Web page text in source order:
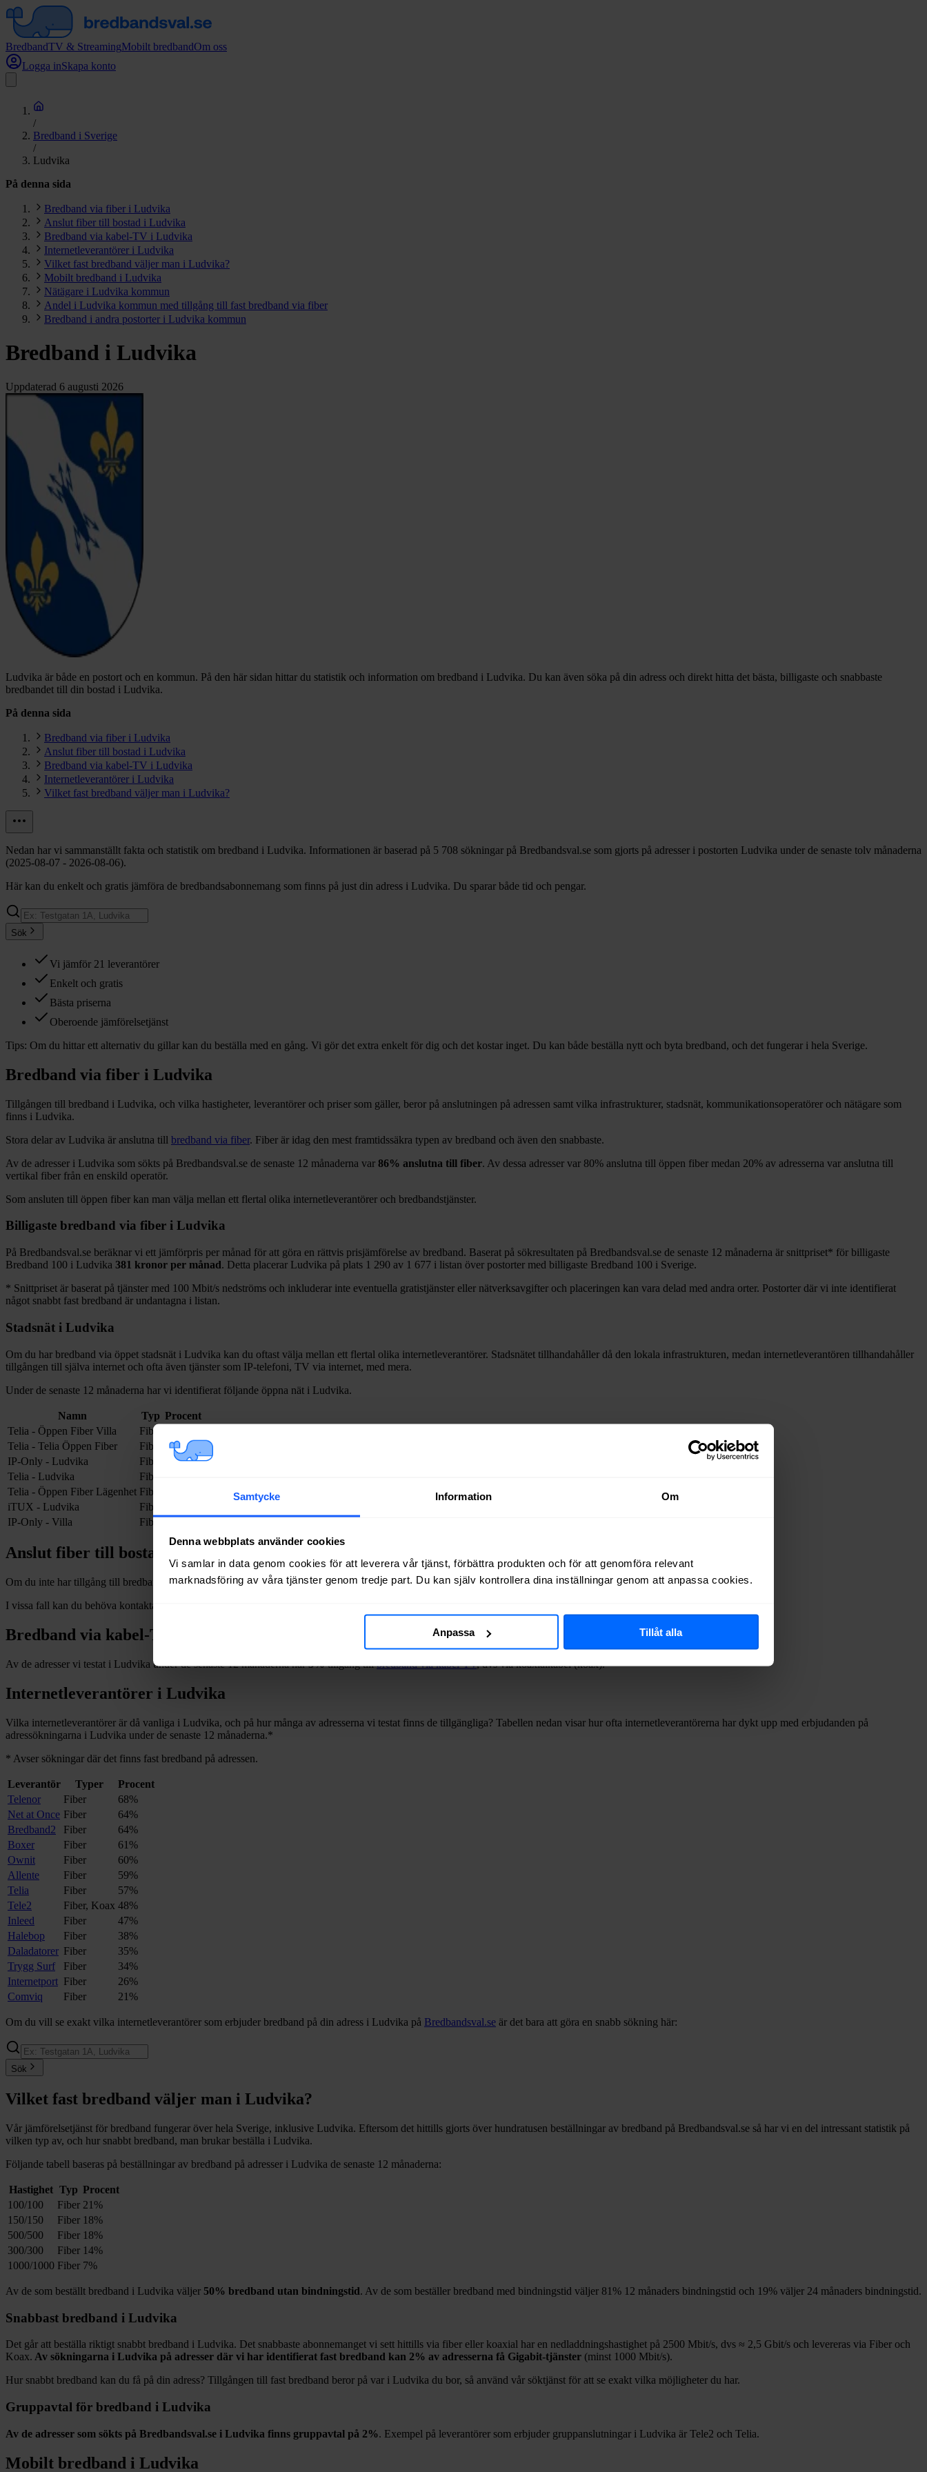
Samtycke Information Om
Denna webbplats använder cookies
Vi samlar in data genom cookies för att leverera vår tjänst, förbättra produkten och för att genomföra relevant
marknadsföring av våra tjänster genom tredje part. Du kan själv kontrollera dina inställningar genom att anpassa cookies.
Anpassa Tillåt alla
BredbandTV & StreamingMobilt bredbandOm oss
Logga inSkapa konto
/
Bredband i Sverige
/
Ludvika
På denna sida
Bredband via fiber i Ludvika
Anslut fiber till bostad i Ludvika
Bredband via kabel-TV i Ludvika
Internetleverantörer i Ludvika
Vilket fast bredband väljer man i Ludvika?
Mobilt bredband i Ludvika
Nätägare i Ludvika kommun
Andel i Ludvika kommun med tillgång till fast bredband via fiber
Bredband i andra postorter i Ludvika kommun
Bredband i Ludvika
Uppdaterad 6 augusti 2026
Ludvika är både en postort och en kommun. På den här sidan hittar du statistik och information om bredband i Ludvika. Du kan även söka på din adress och direkt hitta det bästa, billigaste och snabbaste
bredbandet till din bostad i Ludvika.
På denna sida
Bredband via fiber i Ludvika
Anslut fiber till bostad i Ludvika
Bredband via kabel-TV i Ludvika
Internetleverantörer i Ludvika
Vilket fast bredband väljer man i Ludvika?
Nedan har vi sammanställt fakta och statistik om bredband i Ludvika. Informationen är baserad på 5 708 sökningar på Bredbandsval.se som gjorts på adresser i postorten Ludvika under de senaste tolv månaderna
(2025-08-07 - 2026-08-06).
Här kan du enkelt och gratis jämföra de bredbandsabonnemang som finns på just din adress i Ludvika. Du sparar både tid och pengar.
Sök
Vi jämför 21 leverantörer
Enkelt och gratis
Bästa priserna
Oberoende jämförelsetjänst
Tips: Om du hittar ett alternativ du gillar kan du beställa med en gång. Vi gör det extra enkelt för dig och det kostar inget. Du kan både beställa nytt och byta bredband, och det fungerar i hela Sverige.
Bredband via fiber i Ludvika
Tillgången till bredband i Ludvika, och vilka hastigheter, leverantörer och priser som gäller, beror på anslutningen på adressen samt vilka infrastrukturer, stadsnät, kommunikationsoperatörer och nätägare som
finns i Ludvika.
Stora delar av Ludvika är anslutna till bredband via fiber. Fiber är idag den mest framtidssäkra typen av bredband och även den snabbaste.
Av de adresser i Ludvika som sökts på Bredbandsval.se de senaste 12 månaderna var 86% anslutna till fiber. Av dessa adresser var 80% anslutna till öppen fiber medan 20% av adresserna var anslutna till
vertikal fiber från en enskild operatör.
Som ansluten till öppen fiber kan man välja mellan ett flertal olika internetleverantörer och bredbandstjänster.
Billigaste bredband via fiber i Ludvika
På Bredbandsval.se beräknar vi ett jämförpris per månad för att göra en rättvis prisjämförelse av bredband. Baserat på sökresultaten på Bredbandsval.se de senaste 12 månaderna är snittpriset* för billigaste
Bredband 100 i Ludvika 381 kronor per månad. Detta placerar Ludvika på plats 1 290 av 1 677 i listan över postorter med billigaste Bredband 100 i Sverige.
* Snittpriset är baserat på tjänster med 100 Mbit/s nedströms och inkluderar inte eventuella gratistjänster eller nätverksavgifter och placeringen kan vara delad med andra orter. Postorter där vi inte identifierat
något snabbt fast bredband är undantagna i listan.
Stadsnät i Ludvika
Om du har bredband via öppet stadsnät i Ludvika kan du oftast välja mellan ett flertal olika internetleverantörer. Stadsnätet tillhandahåller då den lokala infrastrukturen, medan internetleverantören tillhandahåller
tillgången till själva internet och ofta även tjänster som IP-telefoni, TV via internet, med mera.
Under de senaste 12 månaderna har vi identifierat följande öppna nät i Ludvika.
Namn Typ Procent
Telia - Öppen Fiber Villa
Fiber
Telia - Telia Öppen Fiber
Fiber
26%
IP-Only - Ludvika
Fiber
24%
Telia - Ludvika
Fiber
Telia - Öppen Fiber Lägenhet Fiber
iTUX - Ludvika
Fiber
IP-Only - Villa
Fiber
Anslut fiber till bostad i Ludvika
Om du inte har tillgång till bredband via fiber och vill dra in och installera fiber till en bostad eller lokal i Ludvikakan du kontakta något av stadsnäten i tabellen ovan.
I vissa fall kan du behöva kontakta en nätägare direkt. Se listan över
Bredband via kabel-TV i
Av de adresser vi testat i Ludvika under de senaste 12 månaderna har 3%tillgång till bredband via kabel-TV, dvs via koaxialkabel (koax).
Internetleverantörer i Ludvika
Vilka internetleverantörer är då vanliga i Ludvika, och på hur många av adresserna vi testat finns de tillgängliga? Tabellen nedan visar hur ofta internetleverantörerna har dykt upp med erbjudanden på
adressökningarna i Ludvika under de senaste 12 månaderna.*
* Avser sökningar där det finns fast bredband på adressen.
Leverantör Typer
Procent
Telenor
Fiber
68%
Net at Once Fiber
64%
Bredband2
Fiber
64%
Boxer
Fiber
61%
Ownit
Fiber
60%
Allente
Fiber
59%
Telia
Fiber
57%
Tele2
Fiber, Koax 48%
Inleed
Fiber
47%
Halebop
Fiber
38%
Daladatorer Fiber
35%
Trygg Surf
Fiber
34%
Internetport Fiber
26%
Comviq
Fiber 21%
Om du vill se exakt vilka internetleverantörer som erbjuder bredband på din adress i Ludvika på Bredbandsval.se är det bara att göra en snabb sökning här:
Sök
Vilket fast bredband väljer man i Ludvika?
Vår jämförelsetjänst för bredband fungerar över hela Sverige, inklusive Ludvika. Eftersom det hittills gjorts över hundratusen beställningar av bredband på Bredbandsval.se så har vi en del intressant statistik på
vilken typ av, och hur snabbt bredband, man brukar beställa i Ludvika.
Följande tabell baseras på beställningar av bredband på adresser i Ludvika de senaste 12 månaderna:
Hastighet Typ Procent
100/100
Fiber 21%
150/150
Fiber 18%
500/500
Fiber 18%
300/300
Fiber 14%
1000/1000 Fiber 7%
Av de som beställt bredband i Ludvika väljer 50% bredband utan bindningstid. Av de som beställer bredband med bindningstid väljer 81% 12 månaders bindningstid och 19% väljer 24 månaders bindningstid.
Snabbast bredband i Ludvika
Det går att beställa riktigt snabbt bredband i Ludvika. Det snabbaste abonnemanget vi sett hittills via fiber eller koaxial har en nedladdningshastighet på 2500 Mbit/s, dvs ≈ 2,5 Gbit/s och levereras via Fiber och
Koax. Av sökningarna i Ludvika på adresser där vi har identifierat fast bredband kan 2% av adresserna få Gigabit-tjänster (minst 1000 Mbit/s).
Hur snabbt bredband kan du få på din adress? Tillgången till fast bredband beror på var i Ludvika du bor, så använd vår söktjänst för att se exakt vilka möjligheter du har.
Gruppavtal för bredband i Ludvika
Av de adresser som sökts på Bredbandsval.se i Ludvika finns gruppavtal på 2%. Exempel på leverantörer som erbjuder gruppanslutningar i Ludvika är Tele2 och Telia.
Mobilt bredband i Ludvika